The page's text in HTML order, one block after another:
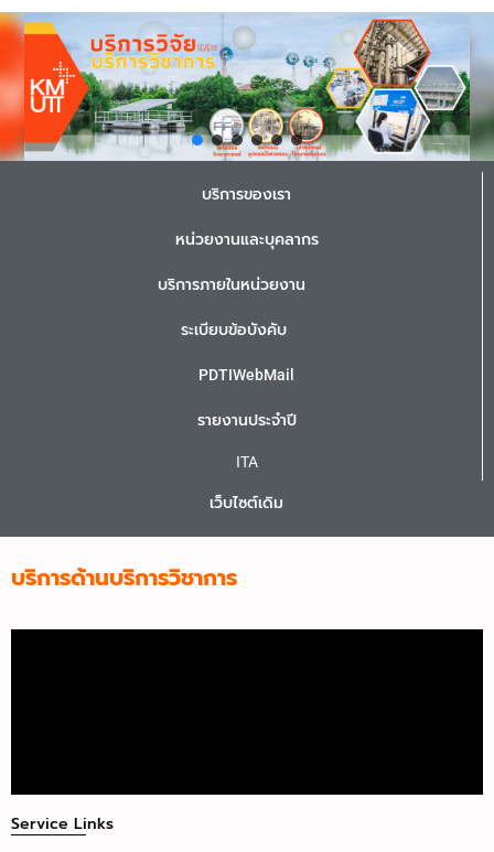
บริการของเรา
หน่วยงานและบุคลากร
บริการภายในหน่วยงาน
ระเบียบข้อบังคับ
PDTIWebMail
รายงานประจำปี
ITA
เว็บไซต์เดิม
บริการด้านบริการวิชาการ
Service Links